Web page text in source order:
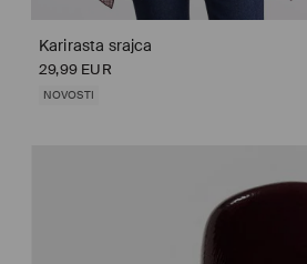
Karirasta srajca
29,99 EUR
NOVOSTI